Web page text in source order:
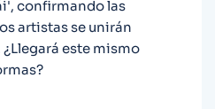
confirmando las
artistas se unirán
este mismo